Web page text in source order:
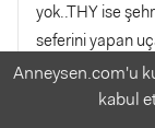
yok..THY ise
seferini yapan
Anadolu Jet
gideceğinz
Anneysen.com'u
kabul